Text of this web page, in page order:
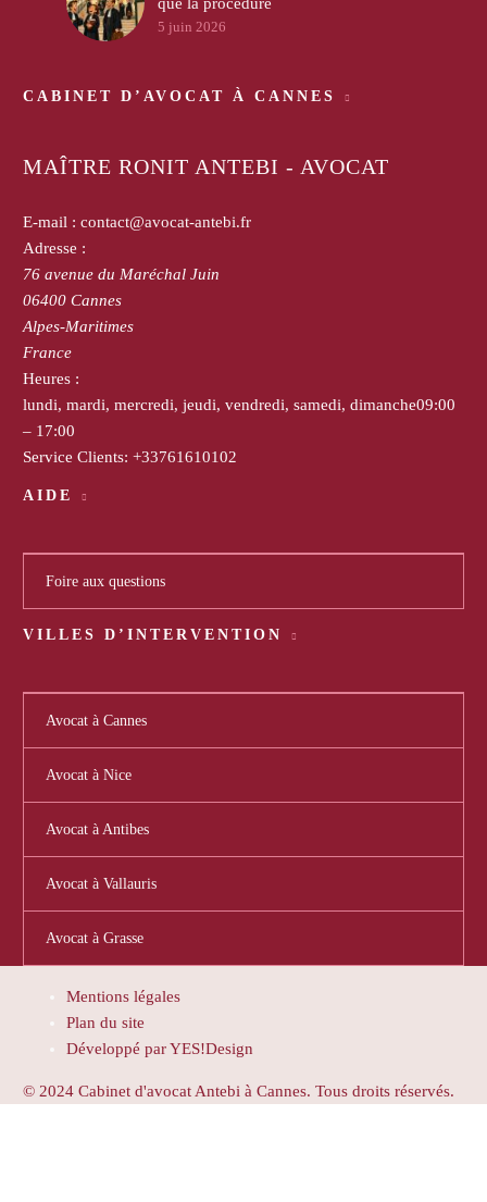
que la procédure
5 juin 2026
CABINET D’AVOCAT À CANNES
MAÎTRE RONIT ANTEBI - AVOCAT
E-mail : contact@avocat-antebi.fr
Adresse :
76 avenue du Maréchal Juin
06400 Cannes
Alpes-Maritimes
France
Heures :
lundi, mardi, mercredi, jeudi, vendredi, samedi, dimanche09:00
– 17:00
Service Clients: +33761610102
AIDE
Foire aux questions
VILLES D’INTERVENTION
Avocat à Cannes
Avocat à Nice
Avocat à Antibes
Avocat à Vallauris
Avocat à Grasse
Mentions légales
Plan du site
Développé par YES!Design
© 2024 Cabinet d'avocat Antebi à Cannes. Tous droits réservés.